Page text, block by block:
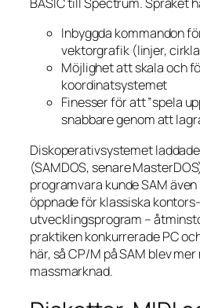
Inbyggda kommandon
vektorgrafik (linjer,
Möjlighet att skala och
koordinatsystemet
Finesser för att ”spela
snabbare genom att
Diskoperativsystemet
(SAMDOS, senare
programvara kunde SAM även
öppnade för klassiska
utvecklingsprogram –
praktiken konkurrerade PC
här, så CP/M på SAM blev
massmarknad.